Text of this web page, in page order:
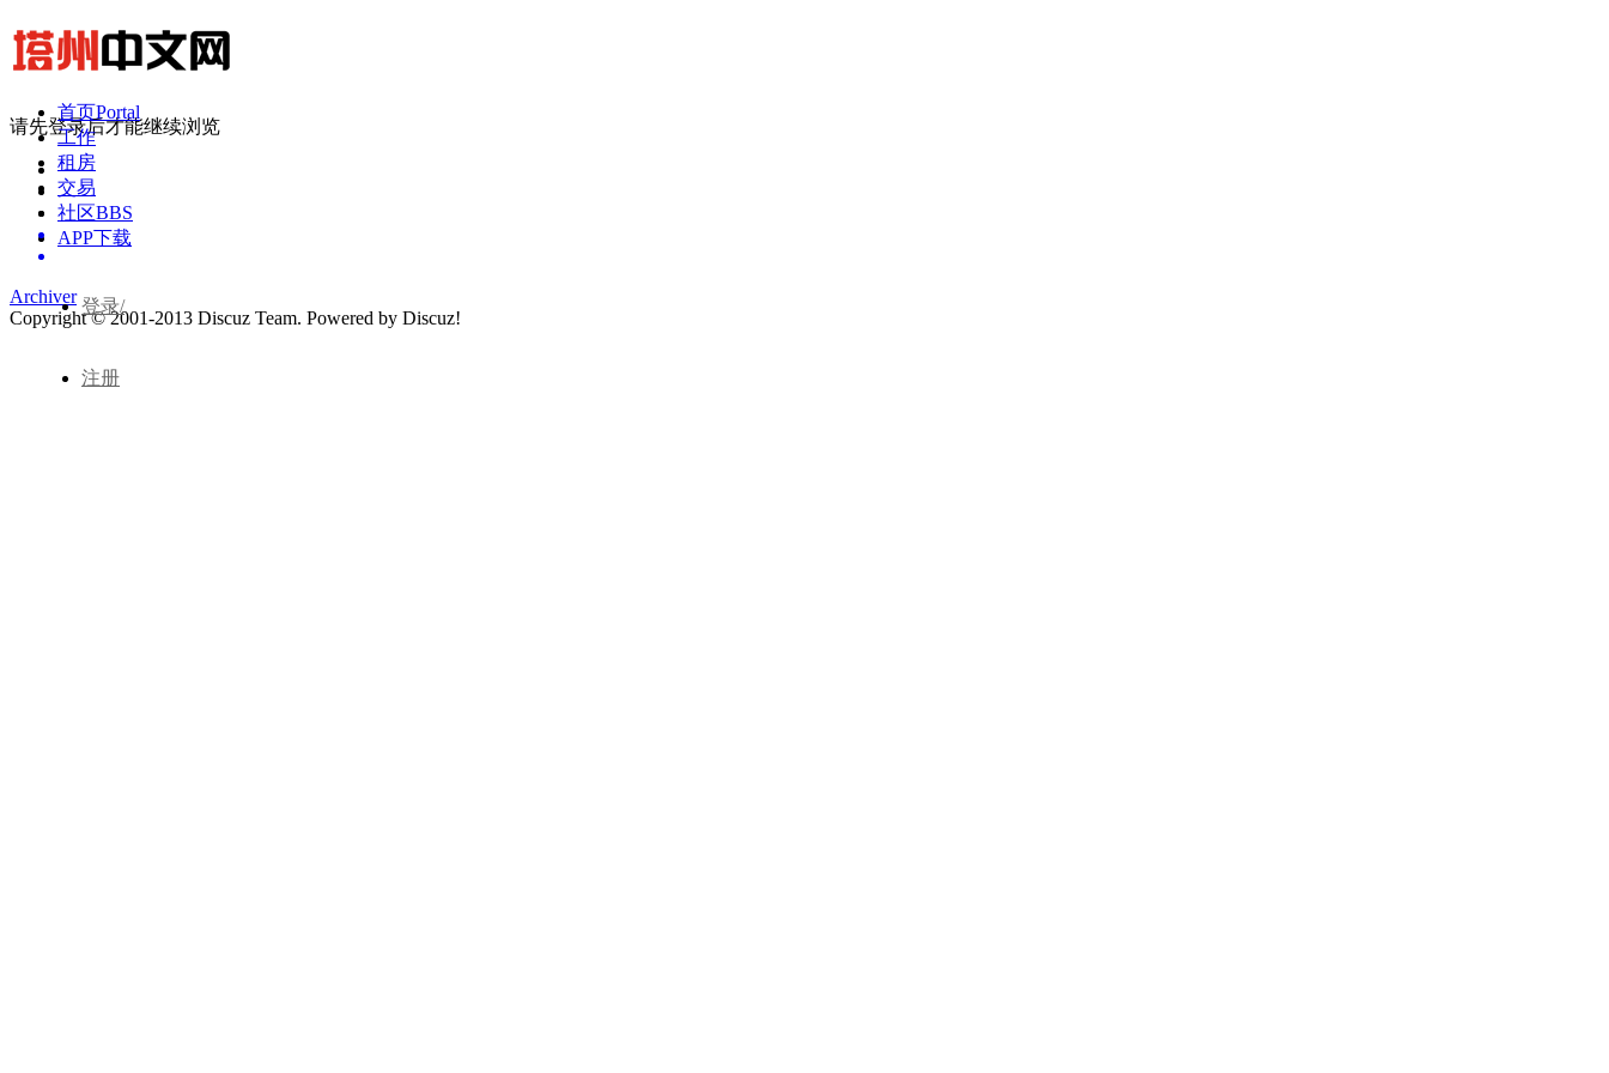
首页Portal
工作
租房
交易
社区BBS
APP下载
登录/
注册
请先登录后才能继续浏览
Archiver
Copyright © 2001-2013 Discuz Team. Powered by Discuz!